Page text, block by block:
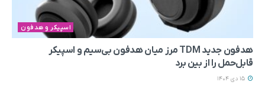
اسپیکر و هدفون
هدفون جدید TDM مرز میان هدفون بی‌سیم و اسپیکر
قابل‌حمل را از بین برد